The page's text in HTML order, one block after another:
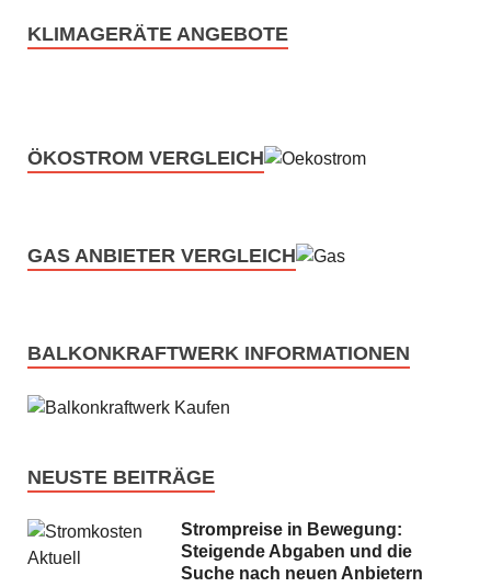
KLIMAGERÄTE ANGEBOTE
ÖKOSTROM VERGLEICH
GAS ANBIETER VERGLEICH
BALKONKRAFTWERK INFORMATIONEN
NEUSTE BEITRÄGE
Strompreise in Bewegung:
Steigende Abgaben und die
Suche nach neuen Anbietern